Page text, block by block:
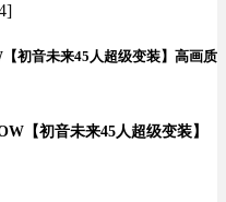
初音未来45人超级变装】高画质
【初音未来45人超级变装】